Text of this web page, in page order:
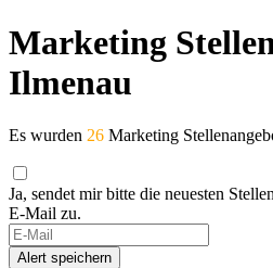
Marketing
Ilmenau
Es wurden 26 Marketing
Ja, sendet mir bitte die neuesten
E-Mail zu.
Alert speichern